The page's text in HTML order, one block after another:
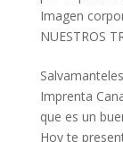
Imagen
NUESTROS
Imprenta
que es un
Hoy te